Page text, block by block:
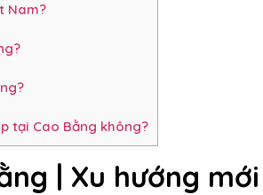
Nam?
tại Cao Bằng không?
| Xu hướng mới